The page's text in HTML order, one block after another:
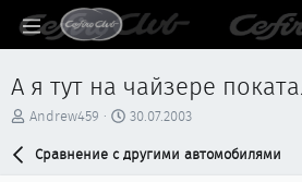
А я тут на чайзере
А
Andrew459
Д
т
30.07.2003
Сравнение с другими автомобилями